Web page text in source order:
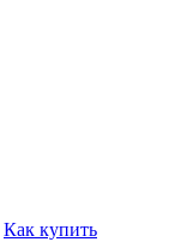
Как купить